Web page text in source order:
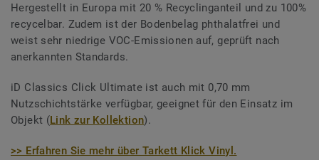
Hergestellt in Europa mit 20 % Recyclinganteil und zu 100%
recycelbar. Zudem ist der Bodenbelag phthalatfrei und
weist sehr niedrige VOC-Emissionen auf, geprüft nach
anerkannten Standards.
iD Classics Click Ultimate ist auch mit 0,70 mm
Nutzschichtstärke verfügbar, geeignet für den Einsatz im
Objekt (Link zur Kollektion).
>> Erfahren Sie mehr über Tarkett Klick Vinyl.